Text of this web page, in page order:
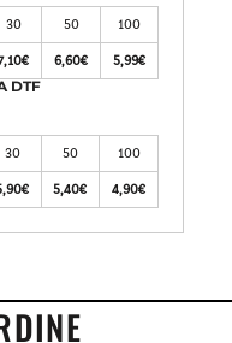
30 50 100
6,60€ 5,99€
DTF
30 50 100
5,40€ 4,90€